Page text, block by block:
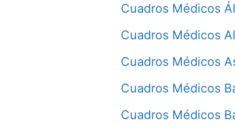
Cuadros Médicos
Cuadros Médicos
Cuadros Médicos
Cuadros Médicos
Cuadros Médicos